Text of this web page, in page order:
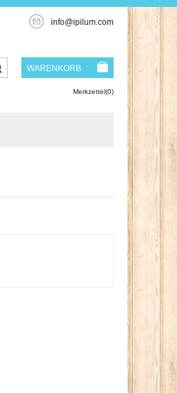
info@ipilum.com
WARENKORB
Merkzettel(0)